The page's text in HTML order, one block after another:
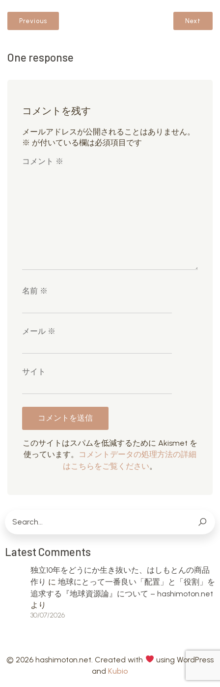
Previous Next
One response
コメントを残す
メールアドレスが公開されることはありません。
※ が付いている欄は必須項目です
コメント ※
名前 ※
メール ※
サイト
このサイトはスパムを低減するために Akismet を
使っています。
コメントデータの処理方法の詳細
はこちらをご覧ください。
Latest Comments
独立10年をどうにか生き抜いた、はしもとんの商品
作り に 地球にとって一番良い「配置」と「役割」を
追求する『地球資源論』について – hashimoton.net
より
30/07/2026
© 2026 hashimoton.net. Created with
using WordPress
and Kubio